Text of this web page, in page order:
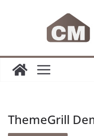
ThemeGrill